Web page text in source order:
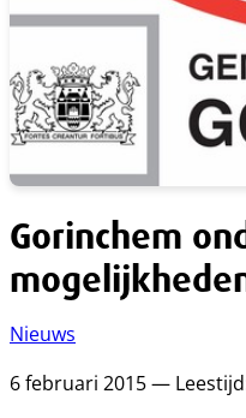
Gorinchem
Nieuws
6 februari 2015 —